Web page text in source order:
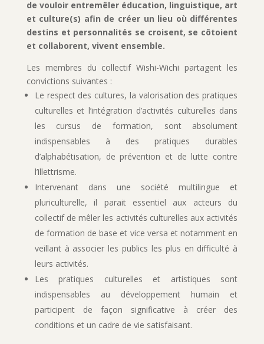
de vouloir entremêler éducation, linguistique, art
et culture(s) afin de créer un lieu où différentes
destins et personnalités se croisent, se côtoient
et collaborent, vivent ensemble.
Les membres du collectif Wishi-Wichi partagent les
convictions suivantes :
Le respect des cultures, la valorisation des pratiques
culturelles et l’intégration d’activités culturelles dans
les cursus de formation, sont absolument
indispensables à des pratiques durables
d’alphabétisation, de prévention et de lutte contre
l’illettrisme.
Intervenant dans une société multilingue et
pluriculturelle, il parait essentiel aux acteurs du
collectif de mêler les activités culturelles aux activités
de formation de base et vice versa et notamment en
veillant à associer les publics les plus en difficulté à
leurs activités.
Les pratiques culturelles et artistiques sont
indispensables au développement humain et
participent de façon significative à créer des
conditions et un cadre de vie satisfaisant.